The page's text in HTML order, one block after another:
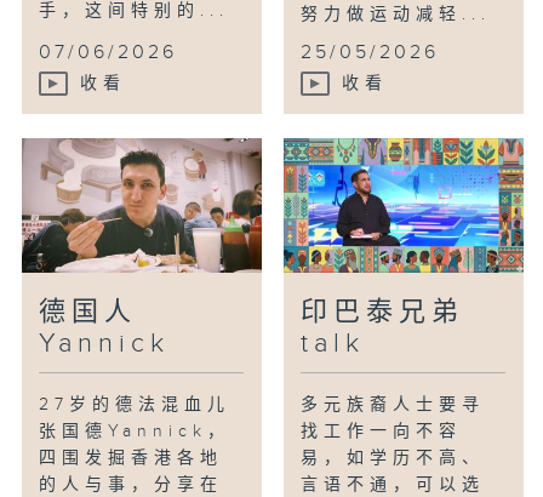
手，这间特别的...
07/06/2026
收看
努力做运动减轻...
25/05/2026
收看
德国人
Yannick
27岁的德法混血儿
张国德Yannick，
四围发掘香港各地
的人与事，分享在
印巴泰兄弟
talk
多元族裔人士要寻
找工作一向不容
易，如学历不高、
言语不通，可以选